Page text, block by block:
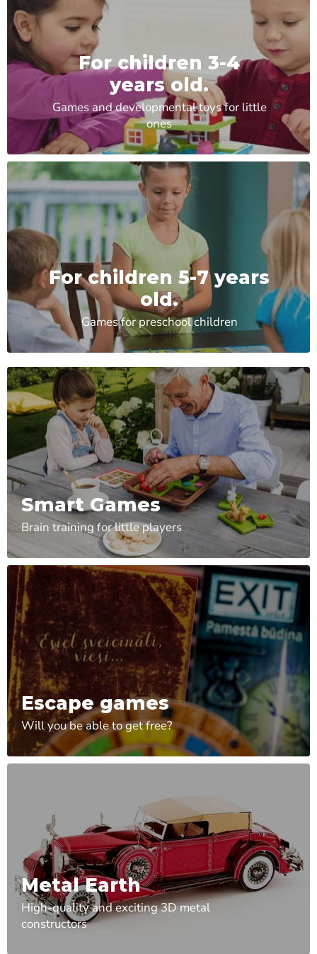
For children 3-4
years old.
Games and developmental toys for little
ones
For children 5-7 years
old.
Games for preschool children
Smart Games
Brain training for little players
Escape games
Will you be able to get free?
Metal Earth
High-quality and exciting 3D metal
constructors